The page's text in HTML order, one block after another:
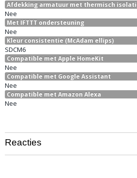
Afdekking armatuur met thermisch
Nee
Met IFTTT ondersteuning
Nee
Kleur consistentie (McAdam ellips)
SDCM6
Compatible met Apple HomeKit
Nee
Compatible met Google Assistant
Nee
Compatible met Amazon Alexa
Nee
Reacties